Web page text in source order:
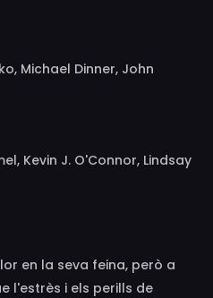
Michael Dinner, John
Kevin J. O'Connor, Lindsay
Dion Strowhorn Sr., Dale
Lords, Tim Krueger, Randy
en la seva feina, però a
l'estrès i els perills de